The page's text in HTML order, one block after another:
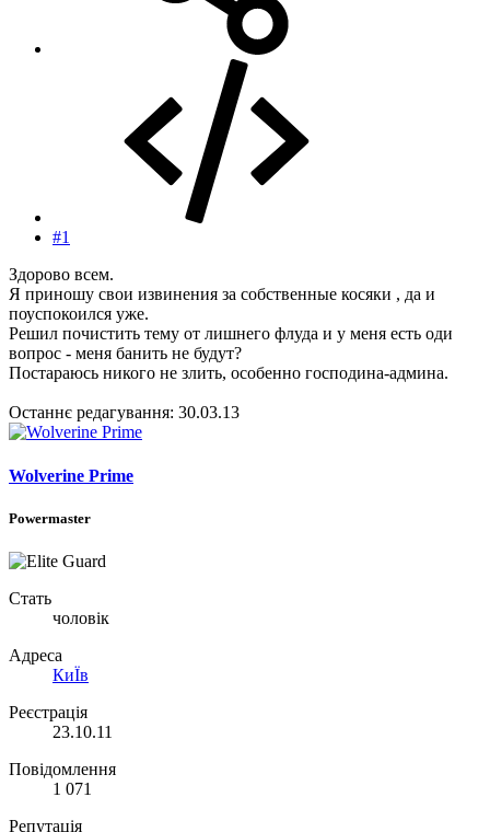
#1
Здорово всем.
Я приношу свои извинения за собственные косяки , да и
поуспокоился уже.
Решил почистить тему от лишнего флуда и у меня есть оди
вопрос - меня банить не будут?
Постараюсь никого не злить, особенно господина-админа.
Останнє редагування: 30.03.13
Wolverine Prime
Powermaster
Стать
чоловік
Адреса
КиЇв
Реєстрація
23.10.11
Повідомлення
1 071
Репутація